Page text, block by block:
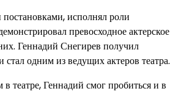
исполнял роли
превосходное актерское
Геннадий Снегирев получил
одним из ведущих актеров театра.
театре, Геннадий смог пробиться и в